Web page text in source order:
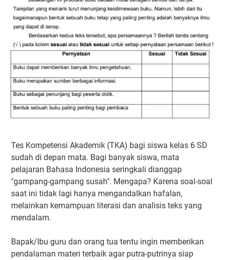
Tes Kompetensi Akademik (TKA) bagi siswa kelas 6 SD
sudah di depan mata. Bagi banyak siswa, mata
pelajaran Bahasa Indonesia seringkali dianggap
"gampang-gampang susah". Mengapa? Karena soal-soal
saat ini tidak lagi hanya mengandalkan hafalan,
melainkan kemampuan literasi dan analisis teks yang
mendalam.
Bapak/Ibu guru dan orang tua tentu ingin memberikan
pendalaman materi terbaik agar putra-putrinya siap